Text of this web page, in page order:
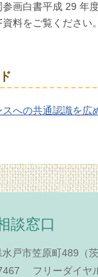
画白書平成 29 年
料をご覧ください。
への共通認識を広
談窓口
市笠原町489（茨
フリーダイヤ